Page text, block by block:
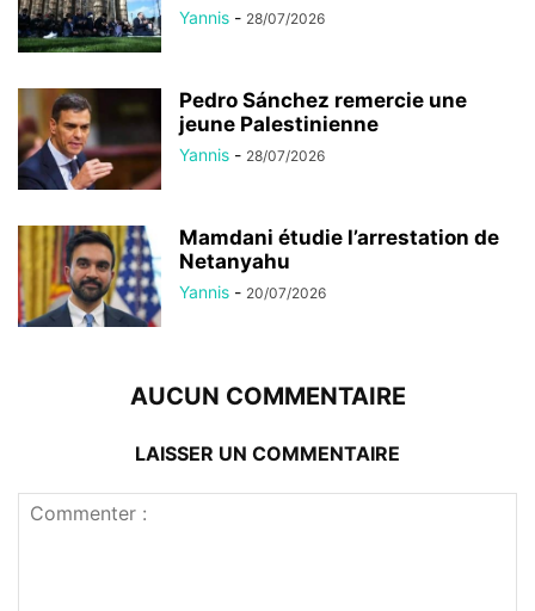
Yannis - 28/07/2026
Pedro Sánchez remercie une
jeune Palestinienne
Yannis - 28/07/2026
Mamdani étudie l’arrestation de
Netanyahu
Yannis - 20/07/2026
AUCUN COMMENTAIRE
LAISSER UN COMMENTAIRE